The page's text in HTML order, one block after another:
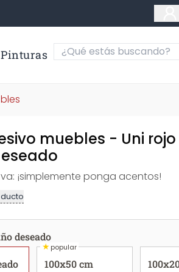
Pinturas
muebles - Uni
¡simplemente ponga acentos!
deseado
★popular
100x50 cm